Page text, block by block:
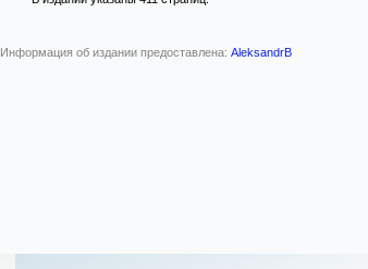
Информация об издании предоставлена: AleksandrB